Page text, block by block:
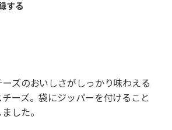
する
ズのおいしさがしっかり味わえる
ーズ。袋にジッパーを付けること
した。